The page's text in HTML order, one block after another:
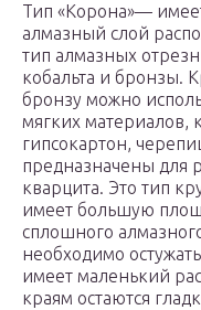
Тип «Корона»—
алмазный слой
тип алмазных
кобальта и бронзы.
бронзу можно
мягких материалов,
гипсокартон,
предназначены для
кварцита. Это тип
имеет большую
сплошного
необходимо
имеет маленький
краям остаются